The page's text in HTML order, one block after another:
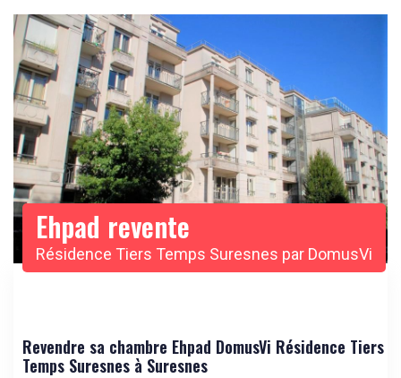
Ehpad revente
Résidence Tiers Temps Suresnes par DomusVi
Revendre sa chambre Ehpad DomusVi Résidence Tiers
Temps Suresnes à Suresnes